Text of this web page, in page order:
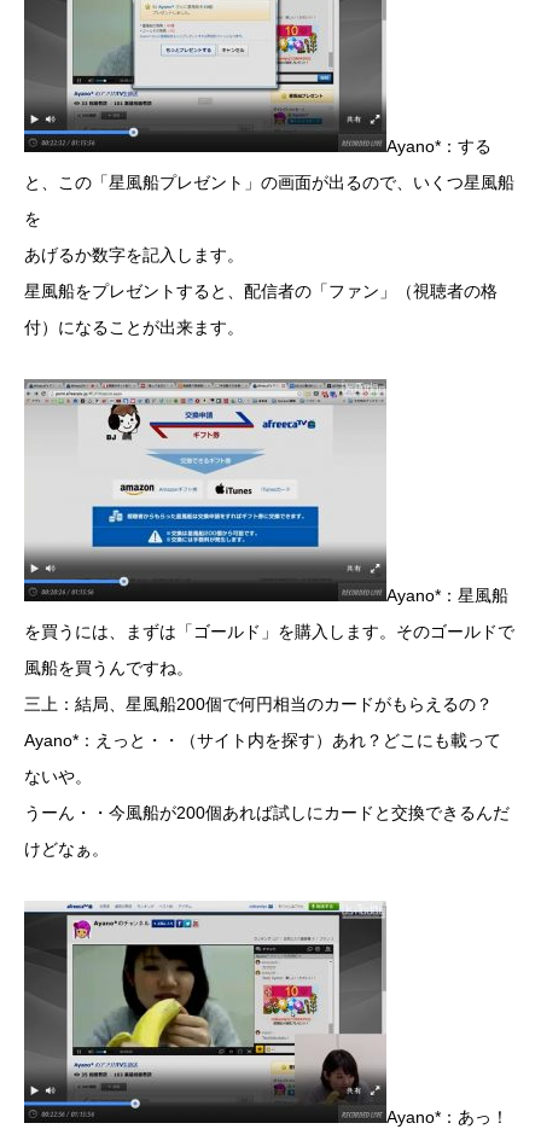
Ayano*：する
と、この「星風船プレゼント」の画面が出るので、いくつ星風船
を
あげるか数字を記入します。
星風船をプレゼントすると、配信者の「ファン」（視聴者の格
付）になることが出来ます。
Ayano*：星風船
を買うには、まずは「ゴールド」を購入します。そのゴールドで
風船を買うんですね。
三上：結局、星風船200個で何円相当のカードがもらえるの？
Ayano*：えっと・・（サイト内を探す）あれ？どこにも載って
ないや。
うーん・・今風船が200個あれば試しにカードと交換できるんだ
けどなぁ。
Ayano*：あっ！